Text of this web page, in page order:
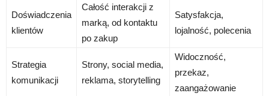
Doświadczenia
klientów
Całość interakcji z
marką, od kontaktu
po zakup
Satysfakcja,
lojalność, polecenia
Strategia
komunikacji
Strony, social media,
reklama, storytelling
Widoczność,
przekaz,
zaangażowanie